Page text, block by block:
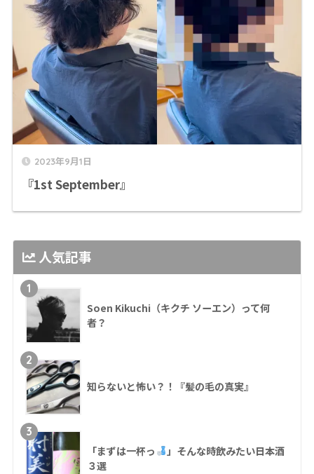
2023年9月1日
『1st September』
人気記事
1
Soen Kikuchi（キクチ ソーエン）って何
者？
2
知らないと怖い？！『髪の毛の真実』
3
「まずは一杯っ
」そんな時飲みたい日本酒
３選